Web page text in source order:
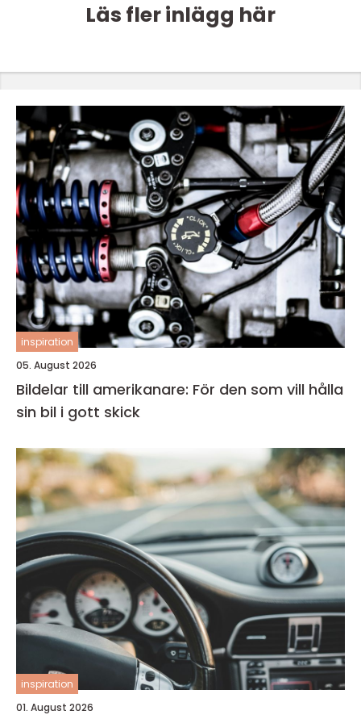
Läs fler inlägg här
inspiration
05. August 2026
Bildelar till amerikanare: För den som vill hålla
sin bil i gott skick
inspiration
01. August 2026